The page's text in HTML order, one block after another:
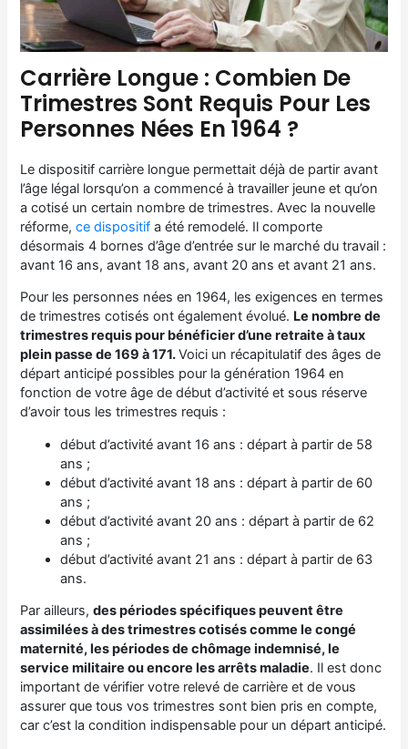
Carrière Longue : Combien De
Trimestres Sont Requis Pour Les
Personnes Nées En 1964 ?
Le dispositif carrière longue permettait déjà de partir avant
l’âge légal lorsqu’on a commencé à travailler jeune et qu’on
a cotisé un certain nombre de trimestres. Avec la nouvelle
réforme,ce dispositif a été remodelé. Il comporte
désormais 4 bornes d’âge d’entrée sur le marché du travail :
avant 16 ans, avant 18 ans, avant 20 ans et avant 21 ans.
Pour les personnes nées en 1964, les exigences en termes
de trimestres cotisés ont également évolué. Le nombre de
trimestres requis pour bénéficier d’une retraite à taux
plein passe de 169 à 171.Voici un récapitulatif des âges de
départ anticipé possibles pour la génération 1964 en
fonction de votre âge de début d’activité et sous réserve
d’avoir tous les trimestres requis :
début d’activité avant 16 ans : départ à partir de 58
ans ;
début d’activité avant 18 ans : départ à partir de 60
ans ;
début d’activité avant 20 ans : départ à partir de 62
ans ;
début d’activité avant 21 ans : départ à partir de 63
ans.
Par ailleurs,des périodes spécifiques peuvent être
assimilées à des trimestres cotisés comme le congé
maternité, les périodes de chômage indemnisé, le
service militaire ou encore les arrêts maladie. Il est donc
important de vérifier votre relevé de carrière et de vous
assurer que tous vos trimestres sont bien pris en compte,
car c’est la condition indispensable pour un départ anticipé.